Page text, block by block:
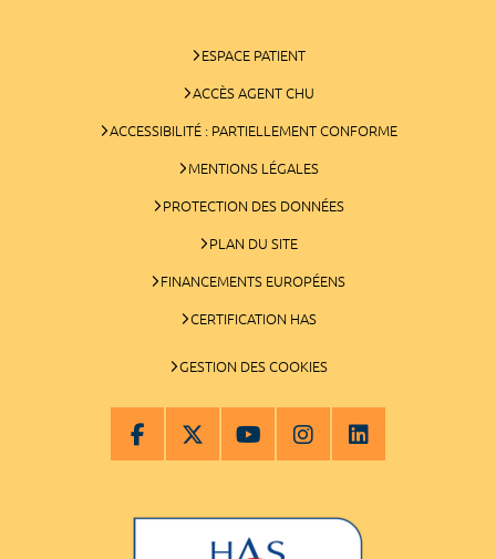
ESPACE PATIENT
ACCÈS AGENT CHU
ACCESSIBILITÉ : PARTIELLEMENT CONFORME
MENTIONS LÉGALES
PROTECTION DES DONNÉES
PLAN DU SITE
FINANCEMENTS EUROPÉENS
CERTIFICATION HAS
GESTION DES COOKIES